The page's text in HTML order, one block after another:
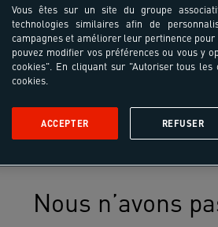
Nous n’avons
Vous êtes sur un site du groupe
technologies similaires afin de
campagnes et améliorer leur pertinence
pouvez modifier vos préférences ou vous y
cookies". En cliquant sur "Autoriser tous
cookies.
REFUSER
ACCEPTER